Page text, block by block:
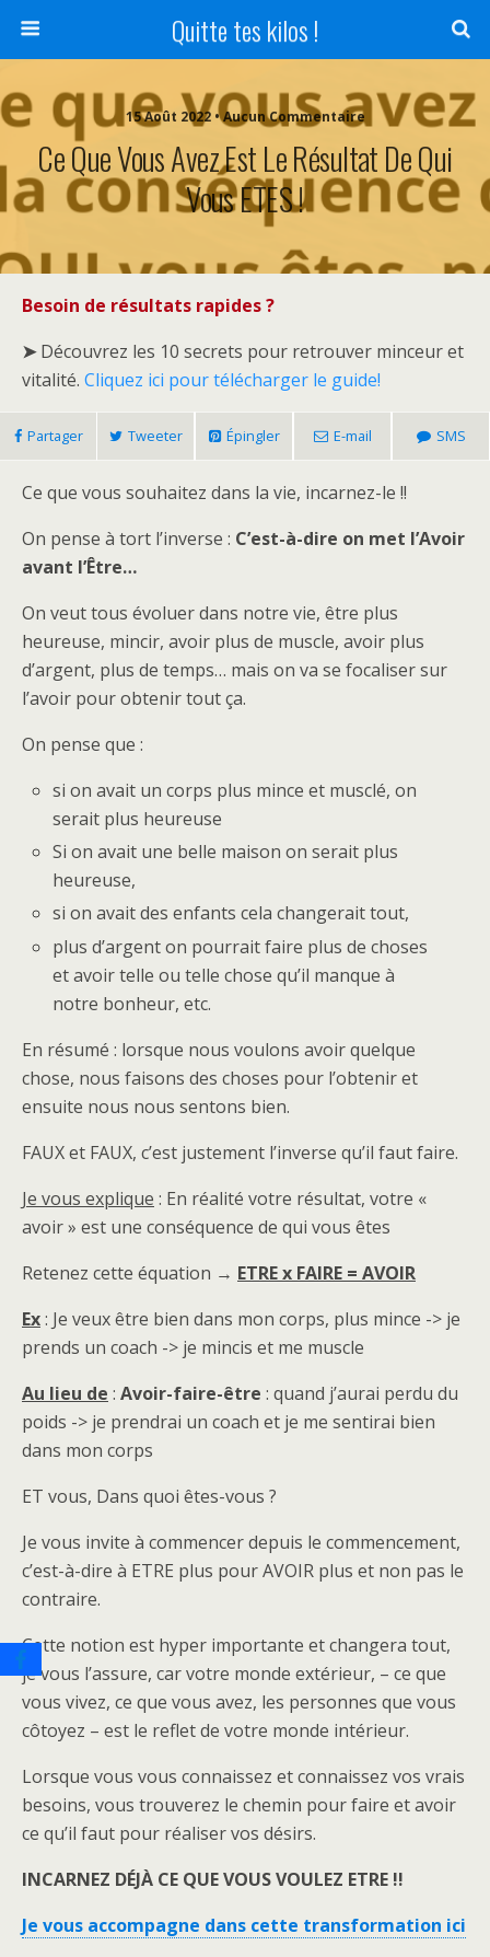
Quitte tes kilos !
15 Août 2022 • Aucun Commentaire
Ce Que Vous Avez Est Le Résultat De Qui
Vous ETES !
Besoin de résultats rapides ?
➤Découvrez les 10 secrets pour retrouver minceur et
vitalité. Cliquez ici pour télécharger le guide!
Partager Tweeter Épingler E-mail SMS
Ce que vous souhaitez dans la vie, incarnez-le !!
On pense à tort l’inverse : C’est-à-dire on met l’Avoir
avant l’Être…
On veut tous évoluer dans notre vie, être plus
heureuse, mincir, avoir plus de muscle, avoir plus
d’argent, plus de temps… mais on va se focaliser sur
l’avoir pour obtenir tout ça.
On pense que :
si on avait un corps plus mince et musclé, on
serait plus heureuse
Si on avait une belle maison on serait plus
heureuse,
si on avait des enfants cela changerait tout,
plus d’argent on pourrait faire plus de choses
et avoir telle ou telle chose qu’il manque à
notre bonheur, etc.
En résumé : lorsque nous voulons avoir quelque
chose, nous faisons des choses pour l’obtenir et
ensuite nous nous sentons bien.
FAUX et FAUX, c’est justement l’inverse qu’il faut faire.
Je vous explique : En réalité votre résultat, votre «
avoir » est une conséquence de qui vous êtes
Retenez cette équation → ETRE x FAIRE = AVOIR
Ex: Je veux être bien dans mon corps, plus mince -> je
prends un coach -> je mincis et me muscle
Au lieu de : Avoir-faire-être : quand j’aurai perdu du
poids -> je prendrai un coach et je me sentirai bien
dans mon corps
ET vous, Dans quoi êtes-vous ?
Je vous invite à commencer depuis le commencement,
c’est-à-dire à ETRE plus pour AVOIR plus et non pas le
contraire.
Cette notion est hyper importante et changera tout,
je vous l’assure, car votre monde extérieur, – ce que
vous vivez, ce que vous avez, les personnes que vous
côtoyez – est le reflet de votre monde intérieur.
Lorsque vous vous connaissez et connaissez vos vrais
besoins, vous trouverez le chemin pour faire et avoir
ce qu’il faut pour réaliser vos désirs.
INCARNEZ DÉJÀ CE QUE VOUS VOULEZ ETRE !!
Je vous accompagne dans cette transformation ici